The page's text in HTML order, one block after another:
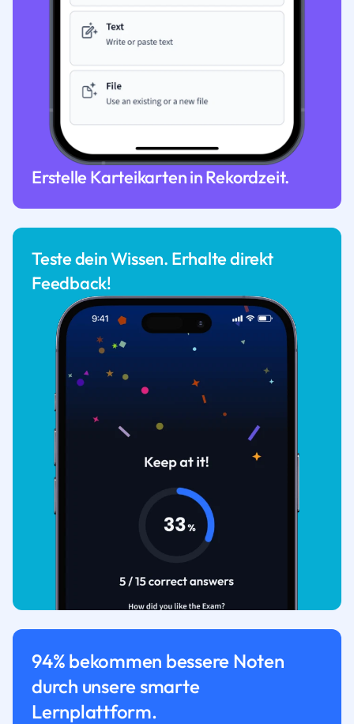
Erstelle Karteikarten in Rekordzeit.
Teste dein Wissen. Erhalte direkt
Feedback!
94% bekommen bessere Noten
durch unsere smarte
Lernplattform.